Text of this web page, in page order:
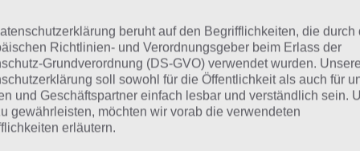
Lösungen auch ohne unsere Hilfe, indem du in
jedoch begrenzt sind, hast du hier stets die
obige Lösung stimmt leider
beruht auf den Begrifflichkeiten, die durch
Richtlinien- und Verordnungsgeber beim Erlass der
Grundverordnung (DS-GVO) verwendet wurden. Unsere
soll sowohl für die Öffentlichkeit als auch für
und Geschäftspartner einfach lesbar und verständlich sein.
gewährleisten, möchten wir vorab die verwendeten
erläutern.